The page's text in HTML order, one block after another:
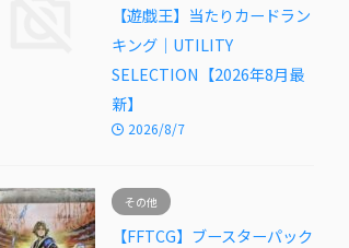
【遊戯王】当たりカードラン
キング｜UTILITY
SELECTION【2026年8月最
新】
2026/8/7
その他
【FFTCG】ブースターパック